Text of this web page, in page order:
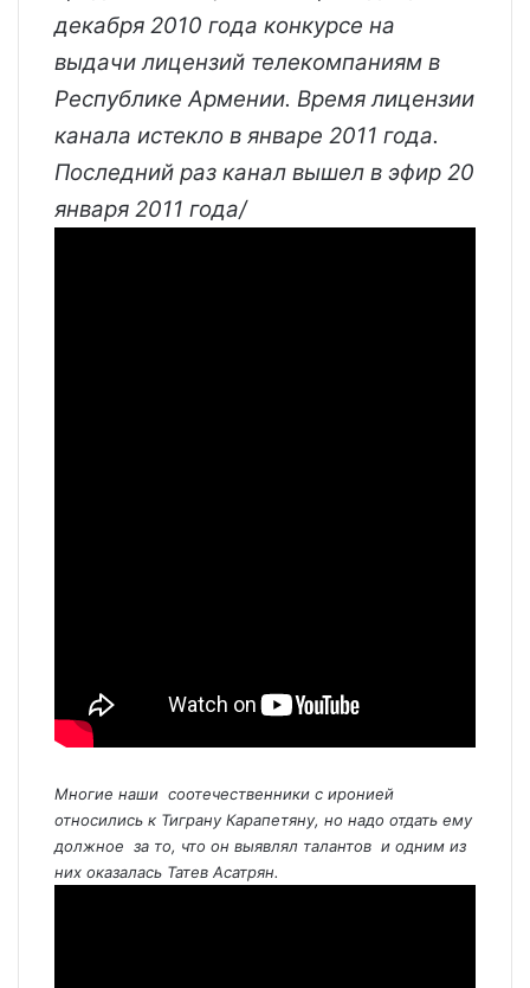
декабря 2010 года конкурсе на
выдачи лицензий телекомпаниям в
Республике Армении. Время лицензии
канала истекло в январе 2011 года.
Последний раз канал вышел в эфир 20
января 2011 года/
Многие наши соотечественники с иронией
относились к Тиграну Карапетяну, но надо отдать ему
должное за то, что он выявлял талантов и одним из
них оказалась Татев Асатрян.